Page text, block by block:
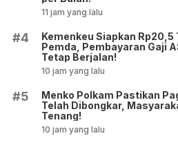
11 jam yang lalu
#4
Kemenkeu Siapkan
Pemda, Pembayaran Gaji
Tetap Berjalan!
10 jam yang lalu
#5
Menko Polkam Pastikan
Telah Dibongkar,
Tenang!
10 jam yang lalu